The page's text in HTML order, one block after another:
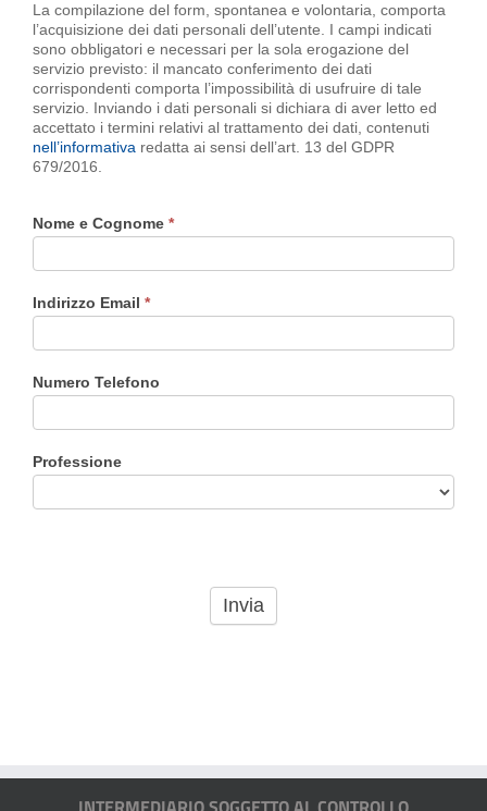
La compilazione del form, spontanea e volontaria, comporta
l’acquisizione dei dati personali dell’utente. I campi indicati
sono obbligatori e necessari per la sola erogazione del
servizio previsto: il mancato conferimento dei dati
corrispondenti comporta l’impossibilità di usufruire di tale
servizio. Inviando i dati personali si dichiara di aver letto ed
accettato i termini relativi al trattamento dei dati, contenuti
nell’informativa redatta ai sensi dell’art. 13 del GDPR
679/2016.
Nome e Cognome *
Indirizzo Email *
Numero Telefono
Professione